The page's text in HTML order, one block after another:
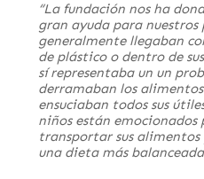
“La fundación nos ha
gran ayuda para nuestros
generalmente llegaban
de plástico o dentro de
sí representaba un un
derramaban los alimentos
ensuciaban todos sus
niños están
transportar sus
una dieta más